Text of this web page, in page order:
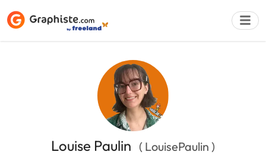
Louise Paulin ( LouisePaulin )